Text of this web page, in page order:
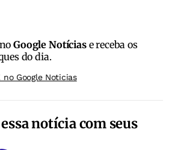
noGoogle Notíciase receba os
do dia.
no Google Noticias
notícia com seus